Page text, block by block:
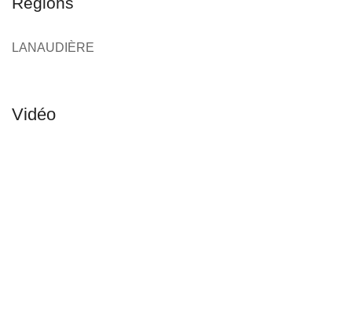
LANAUDIÈRE